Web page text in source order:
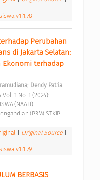
Perubahan
di Jakarta Selatan:
Ekonomi terhadap
; Dendy Patria
(NAAFI)
(P3M) STKIP
Original Source
BERBASIS